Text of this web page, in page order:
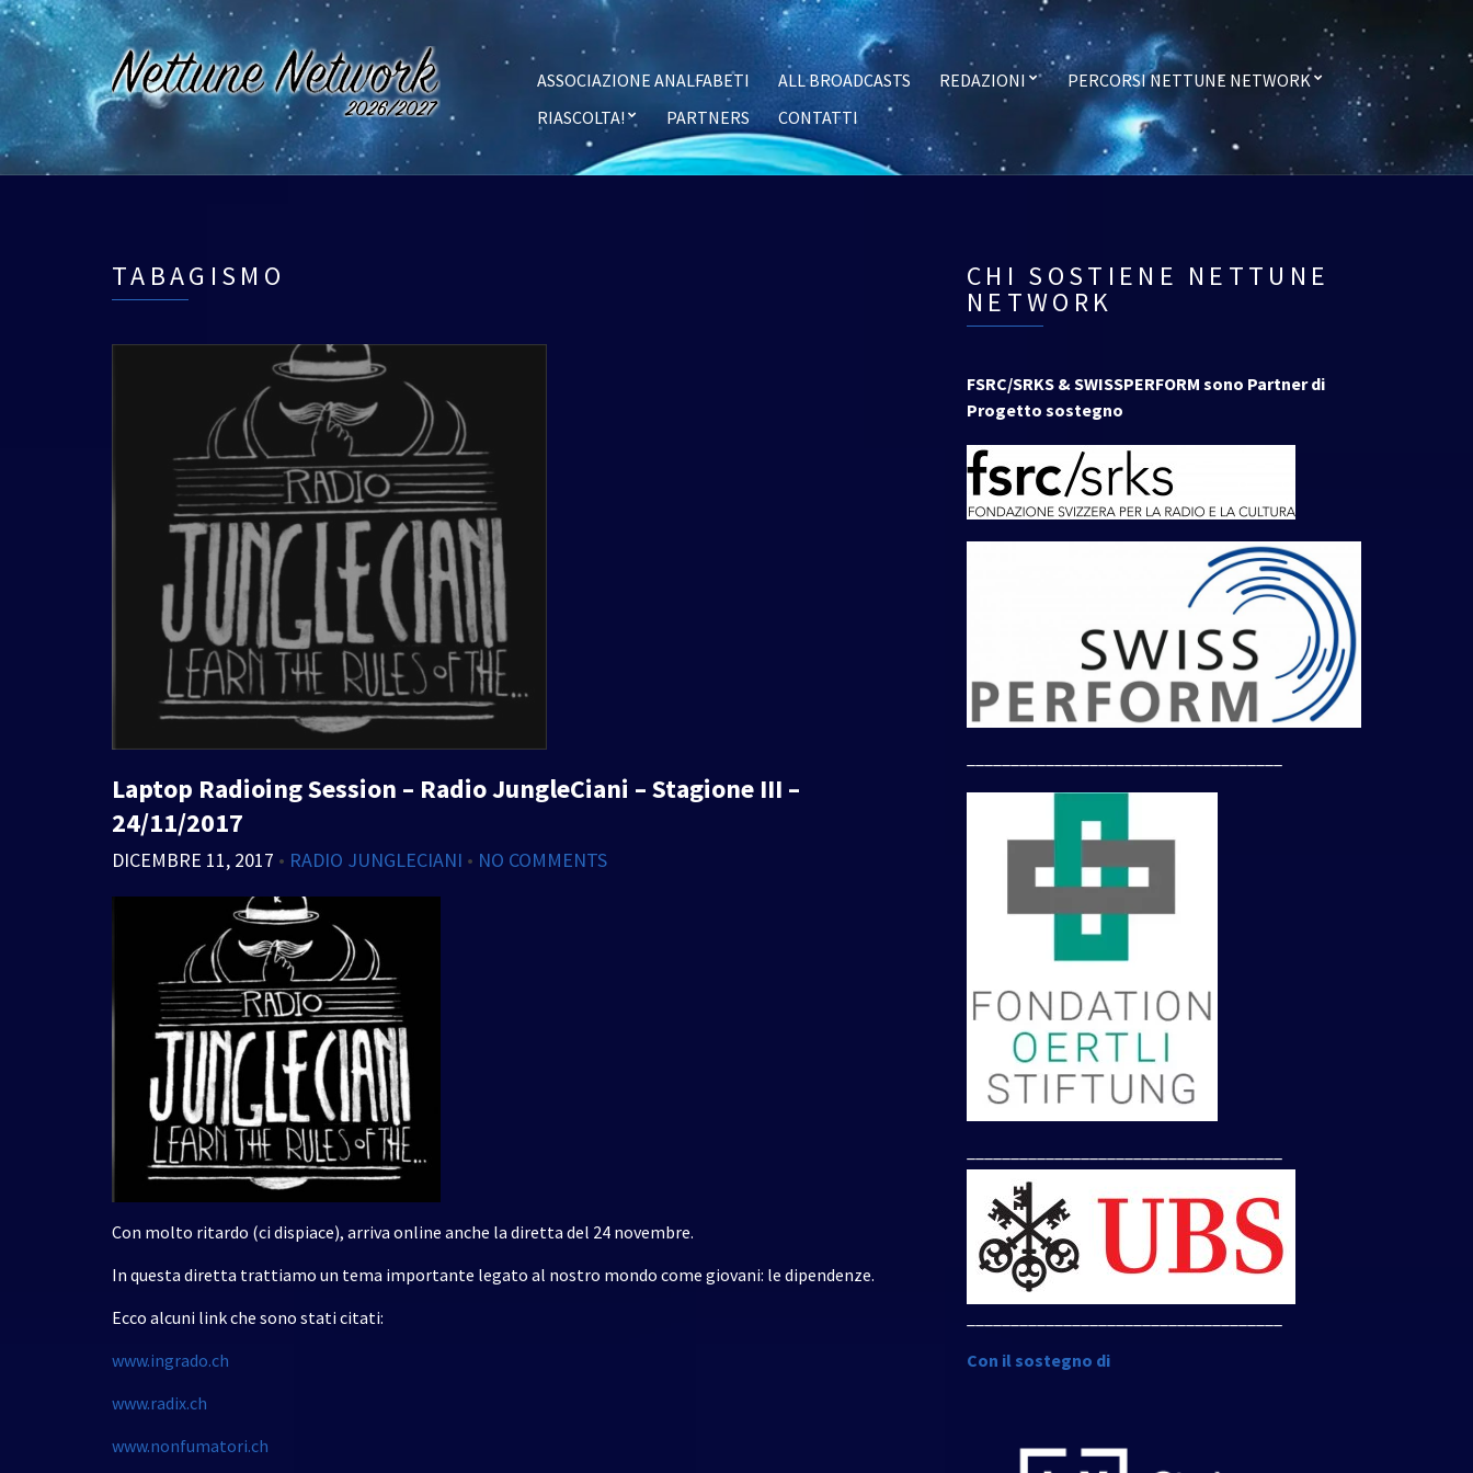
ASSOCIAZIONE ANALFABETI ALL BROADCASTS REDAZIONI
PERCORSI NETTUNE NETWORK
RIASCOLTA!
PARTNERS CONTATTI
TABAGISMO
Laptop Radioing Session – Radio JungleCiani – Stagione III –
24/11/2017
DICEMBRE 11, 2017 • RADIO JUNGLECIANI • NO COMMENTS
Con molto ritardo (ci dispiace), arriva online anche la diretta del 24 novembre.
In questa diretta trattiamo un tema importante legato al nostro mondo come giovani: le dipendenze.
Ecco alcuni link che sono stati citati:
www.ingrado.ch
www.radix.ch
www.nonfumatori.ch
CHI SOSTIENE NETTUNE
NETWORK
FSRC/SRKS & SWISSPERFORM sono Partner di
Progetto sostegno
Con il sostegno di